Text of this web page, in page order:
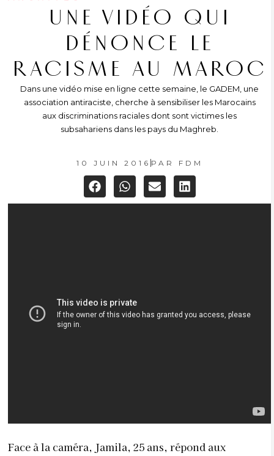
UNE VIDÉO QUI
DÉNONCE LE
RACISME AU MAROC
Dans une vidéo mise en ligne cette semaine, le GADEM, une
association antiraciste, cherche à sensibiliser les Marocains
aux discriminations raciales dont sont victimes les
subsahariens dans les pays du Maghreb.
10 JUIN 2016 PAR FDM
Face à la caméra, Jamila, 25 ans, répond aux